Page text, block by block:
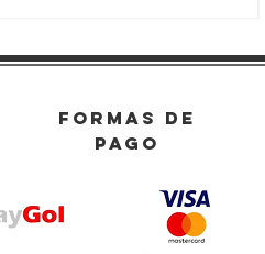
FORMAS DE
PAGO